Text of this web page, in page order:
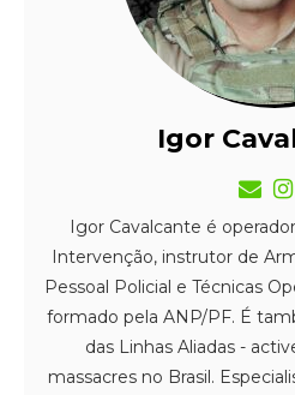
Igor
Igor Cavalcante é
Intervenção, instrutor de
Pessoal Policial e Técnicas
formado pela ANP/PF. É
das Linhas Aliadas -
massacres no Brasil.